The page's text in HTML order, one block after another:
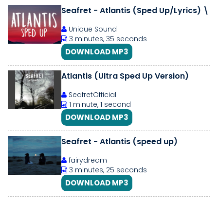
Seafret - Atlantis (Sped Up/Lyrics) \
Unique Sound
3 minutes, 35 seconds
DOWNLOAD MP3
Atlantis (Ultra Sped Up Version)
SeafretOfficial
1 minute, 1 second
DOWNLOAD MP3
Seafret - Atlantis ​(speed up)
fairydream
3 minutes, 25 seconds
DOWNLOAD MP3